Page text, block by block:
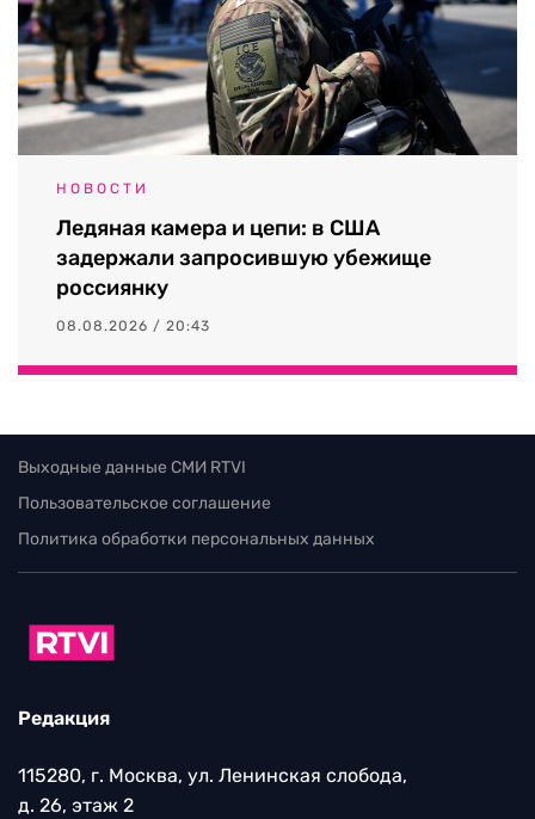
НОВОСТИ
Ледяная камера и цепи: в США
задержали запросившую убежище
россиянку
08.08.2026 / 20:43
Выходные данные СМИ RTVI
Пользовательское соглашение
Политика обработки персональных данных
Редакция
115280, г. Москва, ул. Ленинская слобода,
д. 26, этаж 2